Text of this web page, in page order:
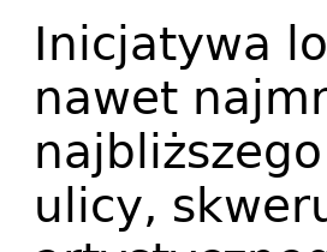
Inicjatywa
nawet
ulicy,